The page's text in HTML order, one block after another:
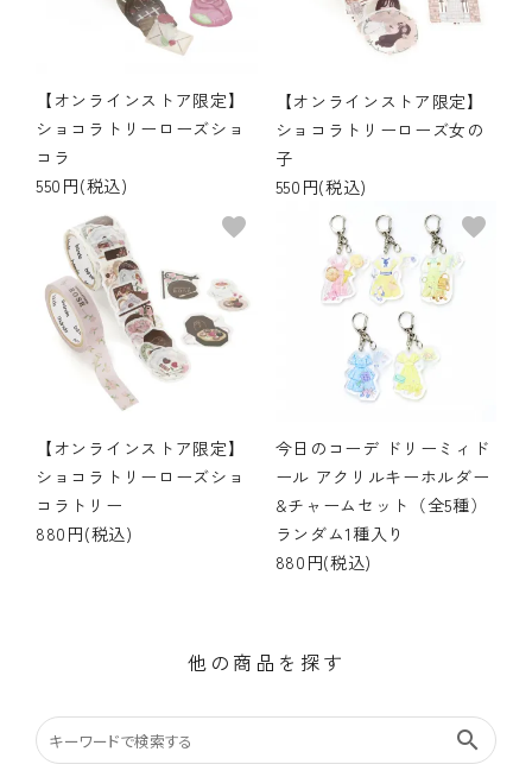
【オンラインストア限定】
ショコラトリーローズショ
コラ
550円(税込)
【オンラインストア限定】
ショコラトリーローズ女の
子
550円(税込)
【オンラインストア限定】
ショコラトリーローズショ
コラトリー
880円(税込)
favorite
今日のコーデ ドリーミィド
ール アクリルキーホルダー
&チャームセット（全5種）
ランダム1種入り
880円(税込)
favorite
他の商品を探す
search